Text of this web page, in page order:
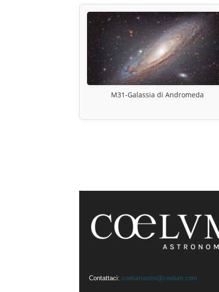
M31-Galassia di Andromeda
Contattaci: coelumastro@coelum.com